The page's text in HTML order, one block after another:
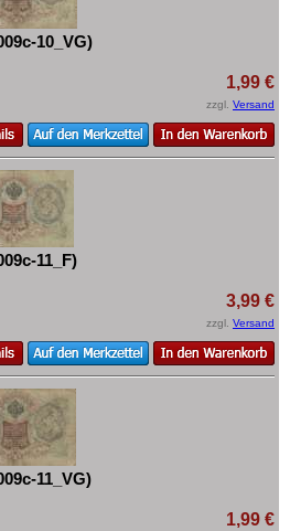
10_VG)
1,99 €
zzgl. Versand
11_F)
3,99 €
zzgl. Versand
11_VG)
1,99 €